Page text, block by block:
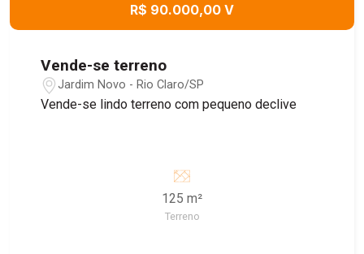
R$ 90.000,00 V
Vende-se terreno
Jardim Novo - Rio Claro/SP
Vende-se lindo terreno com pequeno declive
125 m²
Terreno